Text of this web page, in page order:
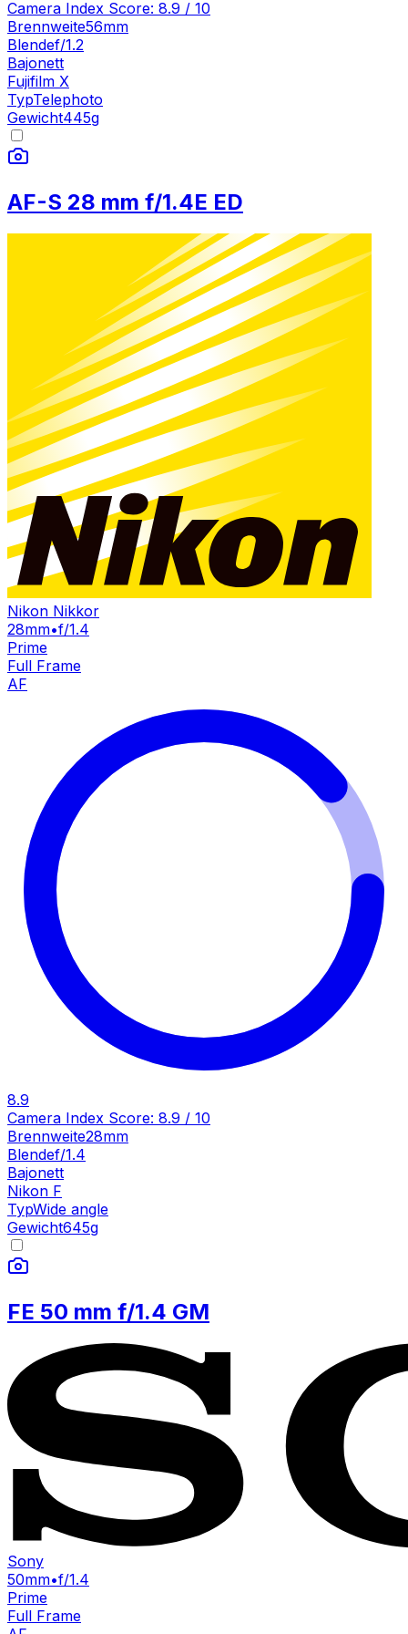
Camera Index Score: 8.9 / 10
Brennweite56mm
Blendef/1.2
Bajonett
Fujifilm X
TypTelephoto
Gewicht445g
AF-S 28 mm f/1.4E ED
Nikon Nikkor
28mm•f/1.4
Prime
Full Frame
AF
8.9
Camera Index Score: 8.9 / 10
Brennweite28mm
Blendef/1.4
Bajonett
Nikon F
TypWide angle
Gewicht645g
FE 50 mm f/1.4 GM
Sony
50mm•f/1.4
Prime
Full Frame